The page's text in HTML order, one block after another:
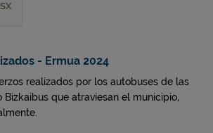
- Ermua 2024
realizados por los autobuses de las
Bizkaibus que atraviesan el municipio,